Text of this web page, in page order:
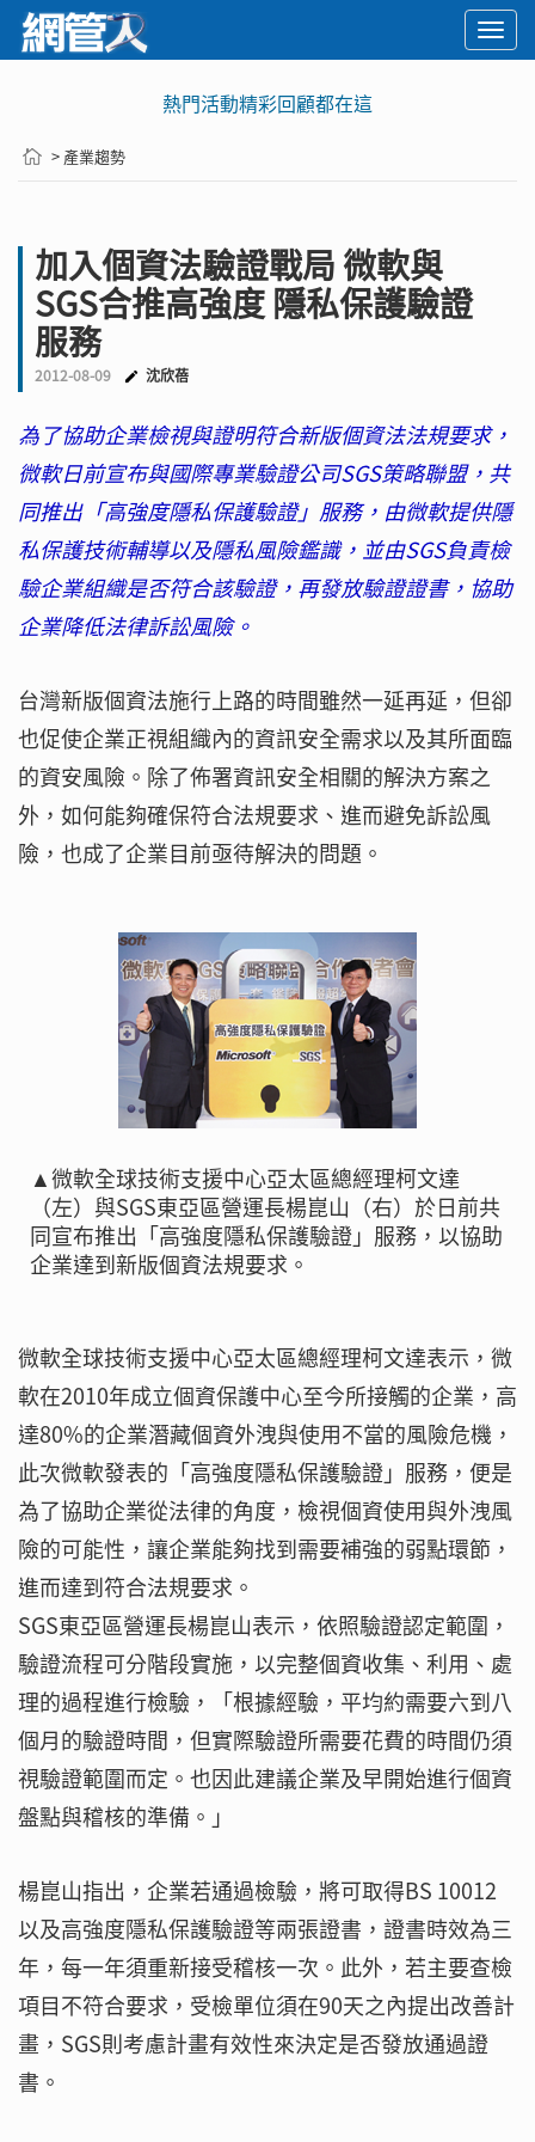
熱門活動精彩回顧都在這
> 產業趨勢
加入個資法驗證戰局 微軟與
SGS合推高強度 隱私保護驗證
服務
2012-08-09 沈欣蓓
為了協助企業檢視與證明符合新版個資法法規要求，
微軟日前宣布與國際專業驗證公司SGS策略聯盟，共
同推出「高強度隱私保護驗證」服務，由微軟提供隱
私保護技術輔導以及隱私風險鑑識，並由SGS負責檢
驗企業組織是否符合該驗證，再發放驗證證書，協助
企業降低法律訴訟風險。
台灣新版個資法施行上路的時間雖然一延再延，但卻
也促使企業正視組織內的資訊安全需求以及其所面臨
的資安風險。除了佈署資訊安全相關的解決方案之
外，如何能夠確保符合法規要求、進而避免訴訟風
險，也成了企業目前亟待解決的問題。
▲微軟全球技術支援中心亞太區總經理柯文達
（左）與SGS東亞區營運長楊崑山（右）於日前共
同宣布推出「高強度隱私保護驗證」服務，以協助
企業達到新版個資法規要求。
微軟全球技術支援中心亞太區總經理柯文達表示，微
軟在2010年成立個資保護中心至今所接觸的企業，高
達80%的企業潛藏個資外洩與使用不當的風險危機，
此次微軟發表的「高強度隱私保護驗證」服務，便是
為了協助企業從法律的角度，檢視個資使用與外洩風
險的可能性，讓企業能夠找到需要補強的弱點環節，
進而達到符合法規要求。
SGS東亞區營運長楊崑山表示，依照驗證認定範圍，
驗證流程可分階段實施，以完整個資收集、利用、處
理的過程進行檢驗，「根據經驗，平均約需要六到八
個月的驗證時間，但實際驗證所需要花費的時間仍須
視驗證範圍而定。也因此建議企業及早開始進行個資
盤點與稽核的準備。」
楊崑山指出，企業若通過檢驗，將可取得BS 10012
以及高強度隱私保護驗證等兩張證書，證書時效為三
年，每一年須重新接受稽核一次。此外，若主要查檢
項目不符合要求，受檢單位須在90天之內提出改善計
畫，SGS則考慮計畫有效性來決定是否發放通過證
書。